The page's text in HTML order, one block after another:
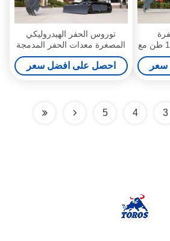
الهيدروليكية الصغيرة 1.2 طن مع
توروس الحفر الهيدروليكي
المصغرة معدات الحفر المدمجة
لترميم المناظر الطبيعية
احصل على افضل سعر
3
4
5